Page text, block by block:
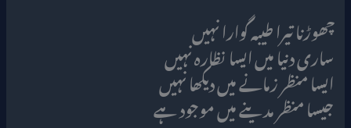
چھوڑنا تیرا طیبہ گوارا نہیں
ساری دنیا میں ایسا نظارہ نہیں
ایسا منظر زمانے میں دیکھا نہیں
جیسا منظر مدینے میں موجود ہے